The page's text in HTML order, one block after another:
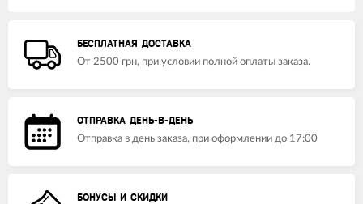
БЕСПЛАТНАЯ ДОСТАВКА
От 2500 грн, при условии полной оплаты заказа.
ОТПРАВКА ДЕНЬ-В-ДЕНЬ
Отправка в день заказа, при оформлении до 17:00
БОНУСЫ И СКИДКИ